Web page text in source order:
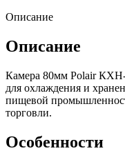
Описание
Описание
Камера 80мм Polair КХН-
для охлаждения и
пищевой
торговли.
Особенности